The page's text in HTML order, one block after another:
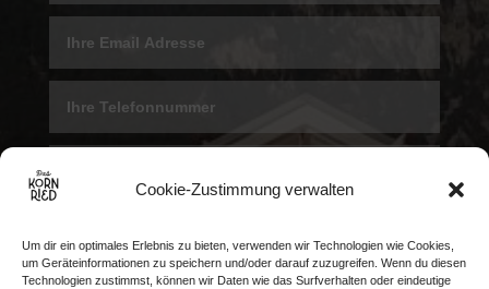
Cookie-Zustimmung verwalten
Um dir ein optimales Erlebnis zu bieten, verwenden wir Technologien wie Cookies,
um Geräteinformationen zu speichern und/oder darauf zuzugreifen. Wenn du diesen
Technologien zustimmst, können wir Daten wie das Surfverhalten oder eindeutige